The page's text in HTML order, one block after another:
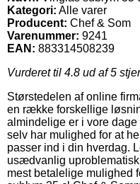
Kategori: Alle varer
Producent: Chef & Som
Varenummer: 9241
EAN: 883314508239
Vurderet til 4.8 ud af 5
Størstedelen af online
en række forskellige
almindelige er i vore
selv har mulighed for at
passer ind i din hverdag.
usædvanlig
mest betalelige mulighed